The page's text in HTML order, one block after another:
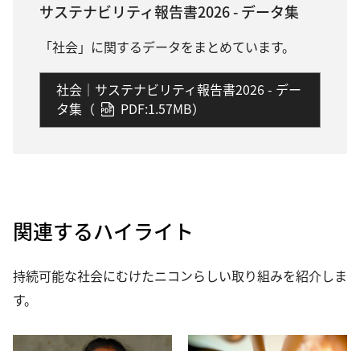
サステナビリティ報告書2026 - データ集
「社会」に関するデータをまとめています。
社会｜サステナビリティ報告書2026 - デー
タ集（
PDF:1.57MB）
関連するハイライト
持続可能な社会にむけたニコンらしい取り組みを紹介しま
す。